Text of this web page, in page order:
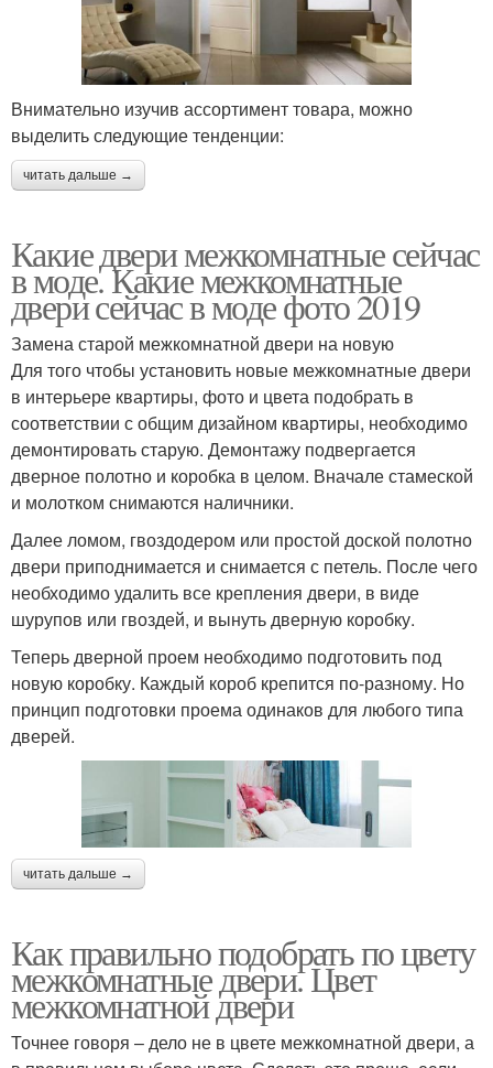
Внимательно изучив ассортимент товара, можно
выделить следующие тенденции:
читать дальше →
Какие двери межкомнатные сейчас
в моде. Какие межкомнатные
двери сейчас в моде фото 2019
Замена старой межкомнатной двери на новую
Для того чтобы установить новые межкомнатные двери
в интерьере квартиры, фото и цвета подобрать в
соответствии с общим дизайном квартиры, необходимо
демонтировать старую. Демонтажу подвергается
дверное полотно и коробка в целом. Вначале стамеской
и молотком снимаются наличники.
Далее ломом, гвоздодером или простой доской полотно
двери приподнимается и снимается с петель. После чего
необходимо удалить все крепления двери, в виде
шурупов или гвоздей, и вынуть дверную коробку.
Теперь дверной проем необходимо подготовить под
новую коробку. Каждый короб крепится по-разному. Но
принцип подготовки проема одинаков для любого типа
дверей.
читать дальше →
Как правильно подобрать по цвету
межкомнатные двери. Цвет
межкомнатной двери
Точнее говоря – дело не в цвете межкомнатной двери, а